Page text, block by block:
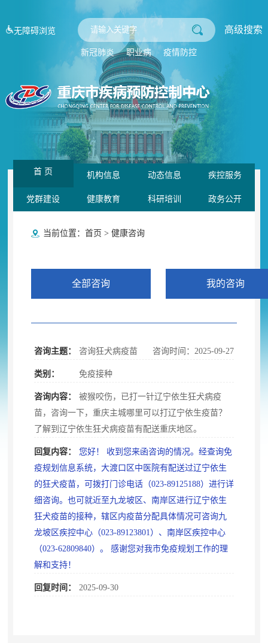
无障碍浏览 高级搜索
新冠肺炎 职业病 疫情防控
首 页 机构信息 动态信息 疾控服务
党群建设 健康教育 科研培训 政务公开
当前位置： 首页 > 健康咨询
全部咨询 我的咨询
咨询主题： 咨询狂犬病疫苗 咨询时间：2025-09-27
类别： 免疫接种
咨询内容： 被猴咬伤 ，
已打一针辽宁依生狂犬病疫
苗，咨询一下 ， 重庆主城哪里可以打辽宁依生疫苗？
了解到辽宁依生狂犬病疫苗有配送重庆地区。
回复内容： 您好！ 收到您来函咨询的情况。 经查询免
疫规划信息系统，大渡口区中医院有配送过辽宁依生
的狂犬疫苗，
可拨打门诊电话（023-89125188）进行详
细咨询。也可就近至九龙坡区、南岸区进行辽宁依生
狂犬疫苗的接种， 辖区内疫苗分配具体情况可咨询九
龙坡区疾控中心（023-89123801）、南岸区疾控中心
（023-62809840）。 感谢您对我市免疫规划工作的理
解和支持！
回复时间： 2025-09-30